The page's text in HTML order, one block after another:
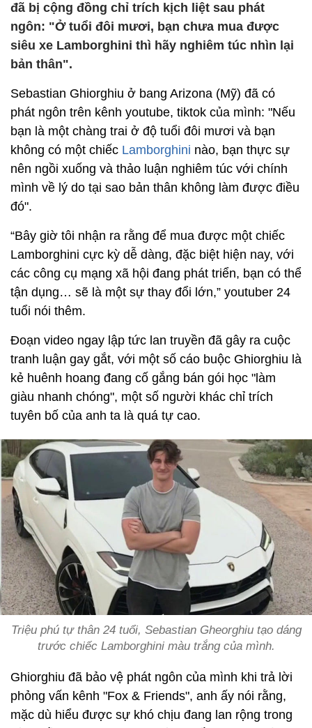
đã bị cộng đồng chỉ trích kịch liệt sau phát
ngôn: "Ở tuổi đôi mươi, bạn chưa mua được
siêu xe Lamborghini thì hãy nghiêm túc nhìn lại
bản thân".
Sebastian Ghiorghiu ở bang Arizona (Mỹ) đã có
phát ngôn trên kênh youtube, tiktok của mình: "Nếu
bạn là một chàng trai ở độ tuổi đôi mươi và bạn
không có một chiếc Lamborghini nào, bạn thực sự
nên ngồi xuống và thảo luận nghiêm túc với chính
mình về lý do tại sao bản thân không làm được điều
đó".
“Bây giờ tôi nhận ra rằng để mua được một chiếc
Lamborghini cực kỳ dễ dàng, đặc biệt hiện nay, với
các công cụ mạng xã hội đang phát triển, bạn có thể
tận dụng… sẽ là một sự thay đổi lớn,” youtuber 24
tuổi nói thêm.
Đoạn video ngay lập tức lan truyền đã gây ra cuộc
tranh luận gay gắt, với một số cáo buộc Ghiorghiu là
kẻ huênh hoang đang cố gắng bán gói học "làm
giàu nhanh chóng", một số người khác chỉ trích
tuyên bố của anh ta là quá tự cao.
Triệu phú tự thân 24 tuổi, Sebastian Gheorghiu tạo dáng
trước chiếc Lamborghini màu trắng của mình.
Ghiorghiu đã bảo vệ phát ngôn của mình khi trả lời
phỏng vấn kênh "Fox & Friends", anh ấy nói rằng,
mặc dù hiểu được sự khó chịu đang lan rộng trong